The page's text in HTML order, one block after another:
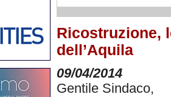
Ricostruzione,
dell’Aquila
09/04/2014
Gentile Sindaco,